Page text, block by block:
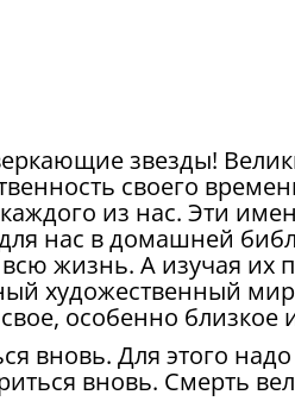
звезды!
своего
из нас. Эти
нас в домашней
жизнь. А изучая их
художественный
особенно близкое
вновь. Для этого
вновь. Смерть